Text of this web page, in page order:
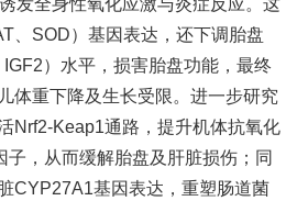
、SOD）基因表达，还下调胎盘
）水平，损害胎盘功能，最终
体重下降及生长受限。进一步研究
Nrf2-Keap1通路，提升机体抗氧化
子，从而缓解胎盘及肝脏损伤；同
CYP27A1基因表达，重塑肠道菌